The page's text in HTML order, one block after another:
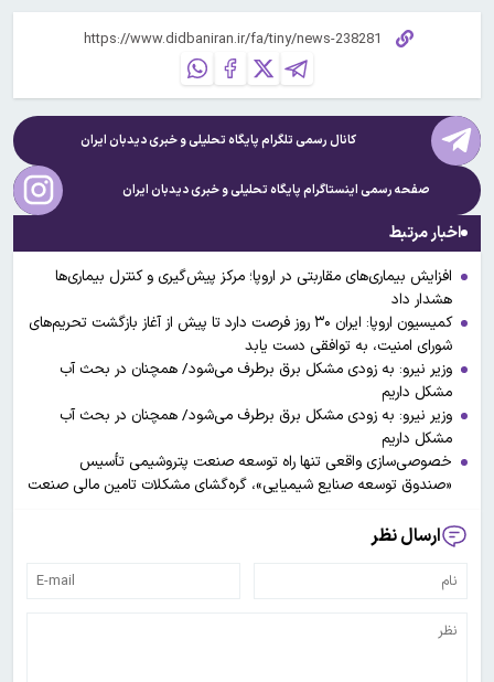
کانال رسمی تلگرام پایگاه تحلیلی و خبریدیدبان ایران
صفحه رسمی اینستاگرام پایگاه تحلیلی و خبریدیدبان ایران
اخبار مرتبط
افزایش بیماری‌های مقاربتی در اروپا؛ مرکز پیش‌گیری و کنترل بیماری‌ها
هشدار داد
کمیسیون اروپا: ایران ۳۰ روز فرصت دارد تا پیش از آغاز بازگشت تحریم‌های
شورای امنیت، به توافقی دست یابد
وزیر نیرو: به زودی مشکل برق برطرف می‌شود/ همچنان در بحث آب
مشکل داریم
وزیر نیرو: به زودی مشکل برق برطرف می‌شود/ همچنان در بحث آب
مشکل داریم
خصوصی‌سازی واقعی تنها راه توسعه صنعت پتروشیمی تأسیس
«صندوق توسعه صنایع شیمیایی»، گره‌گشای مشکلات تامین مالی صنعت
ارسال نظر